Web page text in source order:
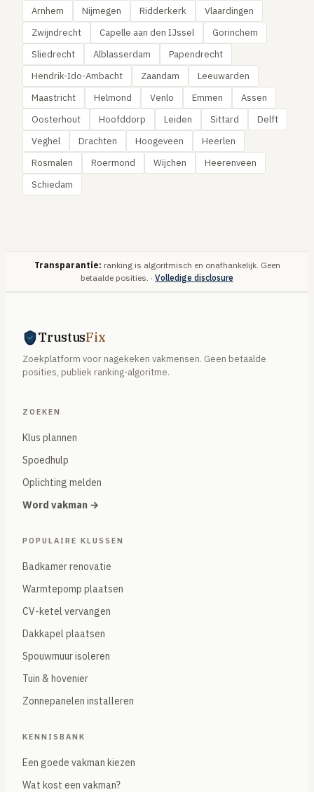
Arnhem Nijmegen Ridderkerk
Vlaardingen
Zwijndrecht
Capelle aan den IJssel
Gorinchem
Sliedrecht
Alblasserdam
Papendrecht
Hendrik-Ido-Ambacht
Zaandam
Leeuwarden
Maastricht
Helmond Venlo Emmen
Assen
Oosterhout
Hoofddorp Leiden Sittard
Delft
Veghel
Drachten Hoogeveen
Heerlen
Rosmalen
Roermond Wijchen
Heerenveen
Schiedam
Transparantie: ranking is algoritmisch en onafhankelijk. Geen
betaalde posities. · Volledige disclosure
TrustusFix
Zoekplatform voor nagekeken vakmensen. Geen betaalde
posities, publiek ranking-algoritme.
ZOEKEN
Klus plannen
Spoedhulp
Oplichting melden
Word vakman →
POPULAIRE KLUSSEN
Badkamer renovatie
Warmtepomp plaatsen
CV-ketel vervangen
Dakkapel plaatsen
Spouwmuur isoleren
Tuin & hovenier
Zonnepanelen installeren
KENNISBANK
Een goede vakman kiezen
Wat kost een vakman?